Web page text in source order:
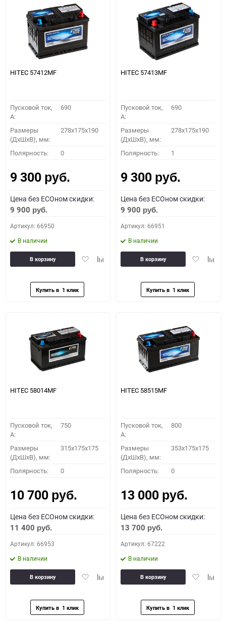
HITEC 57412MF
Пусковой ток,
A:
690
Размеры
(ДхШхВ), мм:
278x175x190
Полярность: 0
9 300 руб.
Цена без ECOном скидки:
9 900 руб.
Артикул: 66950
В наличии
ДобавитьДобавить
В корзину
HITEC 57413MF
Пусковой ток,
A:
690
Размеры
(ДхШхВ), мм:
278x175x190
Полярность: 1
9 300 руб.
Цена без ECOном скидки:
9 900 руб.
Артикул: 66951
В наличии
Добавить
В корзину
HITEC 58014MF
Пусковой ток,
A:
750
Размеры
(ДхШхВ), мм:
315x175x175
Полярность: 0
10 700 руб.
Цена без ECOном скидки:
11 400 руб.
Артикул: 66953
В наличии
ДобавитьДобавить
В корзину
HITEC 58515MF
Пусковой ток,
A:
800
Размеры
(ДхШхВ), мм:
353x175x175
Полярность: 0
13 000 руб.
Цена без ECOном скидки:
13 700 руб.
Артикул: 67222
В наличии
Добавить
В корзину